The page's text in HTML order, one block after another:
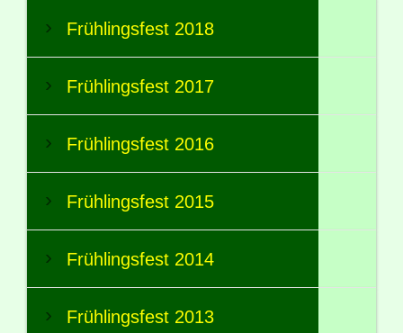
Frühlingsfest 2018
Frühlingsfest 2017
Frühlingsfest 2016
Frühlingsfest 2015
Frühlingsfest 2014
Frühlingsfest 2013